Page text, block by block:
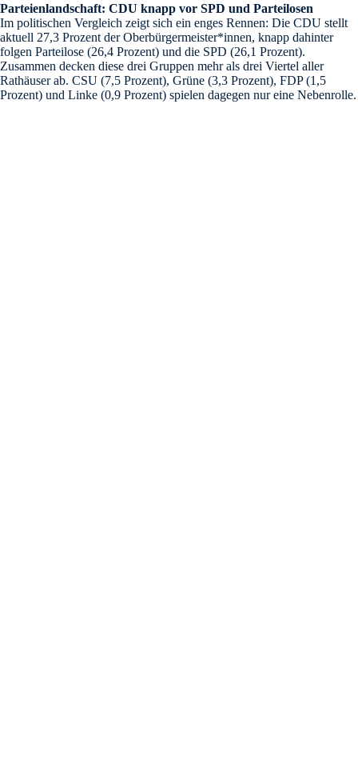
Parteienlandschaft: CDU knapp vor SPD und Parteilosen
Im politischen Vergleich zeigt sich ein enges Rennen: Die CDU stellt
aktuell 27,3 Prozent der Oberbürgermeister*innen, knapp dahinter
folgen Parteilose (26,4 Prozent) und die SPD (26,1 Prozent).
Zusammen decken diese drei Gruppen mehr als drei Viertel aller
Rathäuser ab. CSU (7,5 Prozent), Grüne (3,3 Prozent), FDP (1,5
Prozent) und Linke (0,9 Prozent) spielen dagegen nur eine Nebenrolle.